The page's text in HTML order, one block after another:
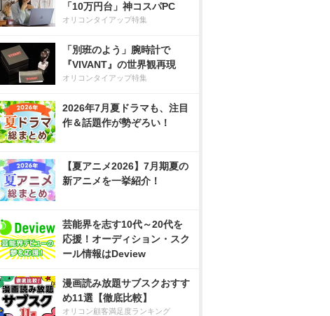
「10万円台」神コスパPC
オリコンタイアップ特集
「別班のよう」腕時計で
『VIVANT』の世界観再現
オリコンタイアップ特集
2026年7月夏ドラマも、注目
作＆話題作が勢ぞろい！
【夏アニメ2026】7月期夏の
新アニメを一挙紹介！
芸能界を志す10代～20代を
応援！オーディション・スク
ール情報はDeview
漫画読み放題サブスクおすす
め11選【徹底比較】
オリコン顧客満足度ランキング